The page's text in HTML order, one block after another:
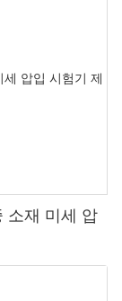
소재 미세 압